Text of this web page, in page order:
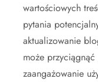
wartościowych
pytania
aktualizowanie
może
zaangażowanie